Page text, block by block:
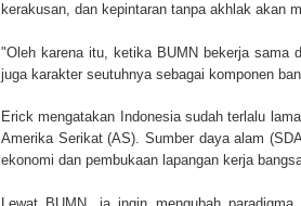
kerakusan, dan kepintaran tanpa akhlak akan
"Oleh karena itu, ketika BUMN bekerja sama
juga karakter seutuhnya sebagai komponen
Erick mengatakan Indonesia sudah terlalu
Amerika Serikat (AS). Sumber daya alam
ekonomi dan pembukaan lapangan kerja